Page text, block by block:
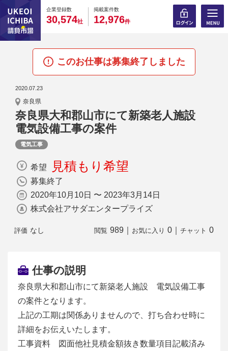
企業登録数
0
3
0
0,
0
5
0
74社
掲載案件数
0
1
0
2,
0
9
0
76件
このお仕事は募集終了しました
2020.07.23
奈良県
奈良県大和郡山市にて新築老人施設
電気設備工事の案件
電気工事
希望 見積もり希望
募集終了
2020年10月10日 〜 2023年3月14日
株式会社アサダエンタープライズ
評価 なし 閲覧 989 お気に入り 0 チャット 0
仕事の説明
奈良県大和郡山市にて新築老人施設 電気設備工事
の案件となります。
上記の工期は関係ありませんので、打ち合わせ時に
詳細をお伝えいたします。
工事資料 図面他社見積金額抜き数量項目記載済み